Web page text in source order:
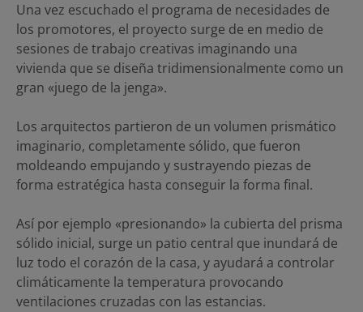
Una vez escuchado el programa de necesidades de
los promotores, el proyecto surge de en medio de
sesiones de trabajo creativas imaginando una
vivienda que se diseña tridimensionalmente como un
gran «juego de la jenga».
Los arquitectos partieron de un volumen prismático
imaginario, completamente sólido, que fueron
moldeando empujando y sustrayendo piezas de
forma estratégica hasta conseguir la forma final.
Así por ejemplo «presionando» la cubierta del prisma
sólido inicial, surge un patio central que inundará de
luz todo el corazón de la casa, y ayudará a controlar
climáticamente la temperatura provocando
ventilaciones cruzadas con las estancias.